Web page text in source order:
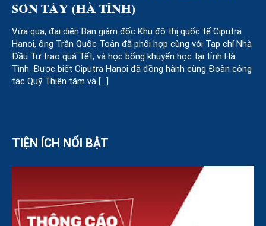
SƠN TÂY (HÀ TĨNH)
Vừa qua, đại diện Ban giám đốc Khu đô thị quốc tế Ciputra
Hanoi, ông Trần Quốc Toản đã phối hợp cùng với Tạp chí Nhà
Đầu Tư trao quà Tết, và học bổng khuyến học tại tỉnh Hà
Tĩnh. Được biết Ciputra Hanoi đã đồng hành cùng Đoàn công
tác Quỹ Thiện tâm và […]
TIỆN ÍCH NỔI BẬT